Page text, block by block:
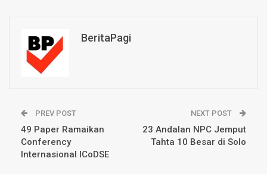
BeritaPagi
PREV POST
49 Paper Ramaikan
Conferency
Internasional ICoDSE
NEXT POST
23 Andalan NPC Jemput
Tahta 10 Besar di Solo